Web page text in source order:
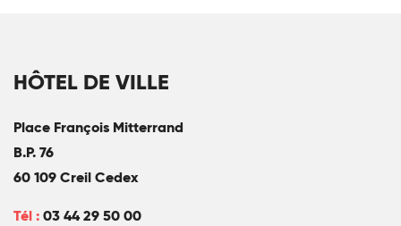
HÔTEL DE VILLE
Place François Mitterrand
B.P. 76
60 109 Creil Cedex
Tél :03 44 29 50 00